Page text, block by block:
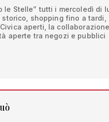
le Stelle” tutti i mercoledì di
shopping fino a tardi,
aperti, la
aperte tra negozi e pubblici